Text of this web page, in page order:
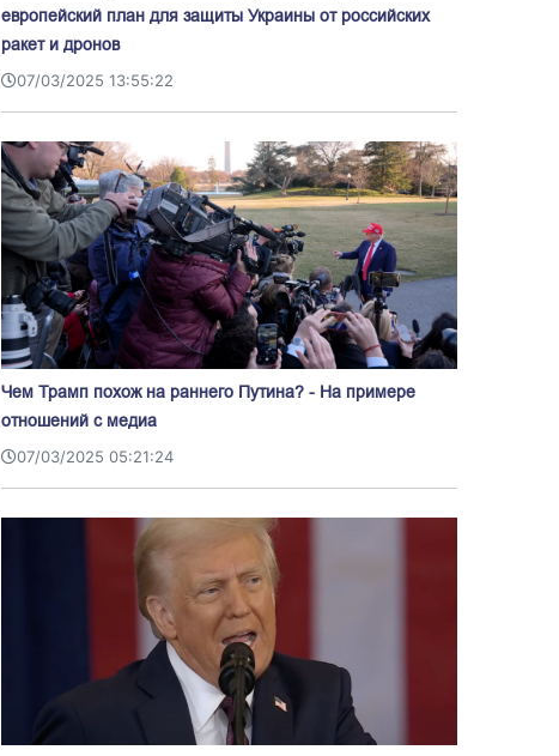
европейский план для защиты Украины от российских
ракет и дронов
07/03/2025 13:55:22
Чем Трамп похож на раннего Путина? - На примере
отношений с медиа
07/03/2025 05:21:24